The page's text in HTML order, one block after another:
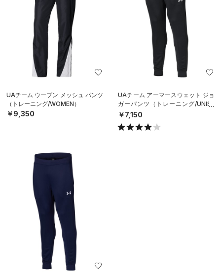
UAチーム ウーブン メッシュ パンツ
（トレーニング/WOMEN）
￥9,350
UAチーム アーマースウェット ジョ
ガーパンツ（トレーニング/UNISE
X）
￥7,150